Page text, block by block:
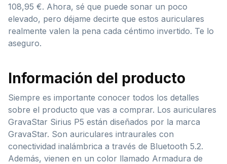
108,95 €. Ahora, sé que puede sonar un poco
elevado, pero déjame decirte que estos auriculares
realmente valen la pena cada céntimo invertido. Te lo
aseguro.
Información del producto
Siempre es importante conocer todos los detalles
sobre el producto que vas a comprar. Los auriculares
GravaStar Sirius P5 están diseñados por la marca
GravaStar. Son auriculares intraurales con
conectividad inalámbrica a través de Bluetooth 5.2.
Además, vienen en un color llamado Armadura de